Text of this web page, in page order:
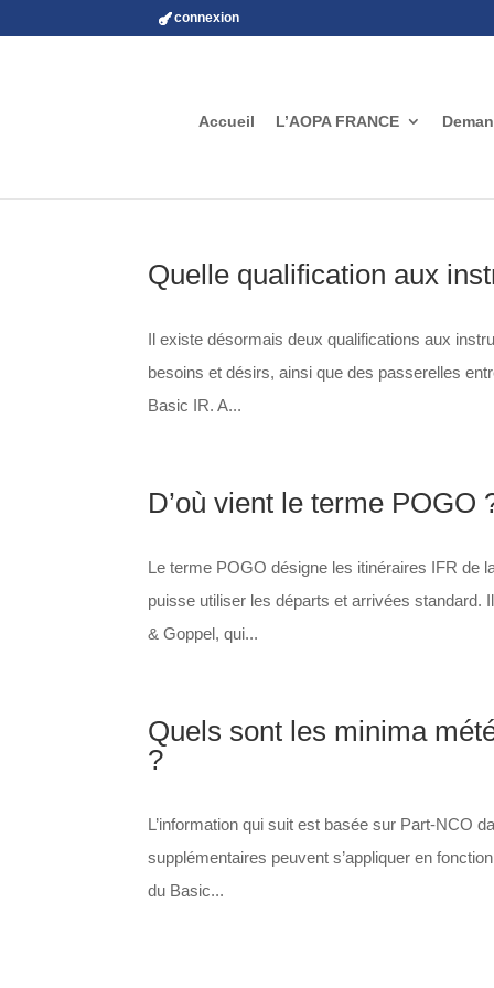
connexion
Accueil L’AOPA FRANCE
Quelle qualification aux
Il existe désormais deux qualifications aux
besoins et désirs, ainsi que des passerelles
Basic IR. A...
D’où vient le terme POGO
Le terme POGO désigne les itinéraires IFR de
puisse utiliser les départs et arrivées standard.
& Goppel, qui...
Quels sont les minima
?
L’information qui suit est basée sur Part-NCO
supplémentaires peuvent s’appliquer en
du Basic...